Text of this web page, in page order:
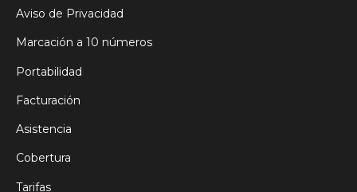
Aviso de Privacidad
Marcación a 10 números
Portabilidad
Facturación
Asistencia
Cobertura
Tarifas